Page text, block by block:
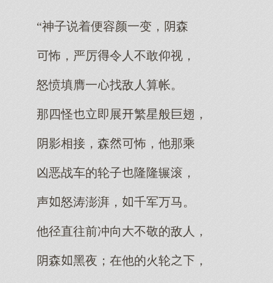
“神子说着便容颜一变，森
怖，严厉令人不敢仰视，
怒愤填膺一找敌人算帐。
那四怪立即展繁星般巨翅，
影相接，森怖，他那乘
凶恶战车的轮子隆隆辗滚，
声怒涛澎湃，千军万马。
他径直往前冲向不敬的敌人，
森黑夜；在他的火轮，